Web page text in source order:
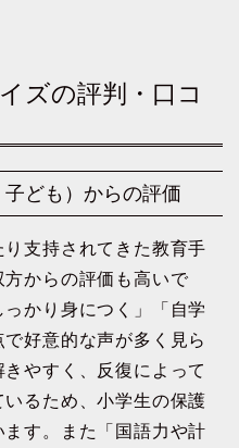
ズの評判・口コ
ども）からの評価
支持されてきた教育手
からの評価も高いで
かり身につく」「自学
好意的な声が多く見ら
やすく、反復によって
るため、小学生の保護
す。また「国語力や計